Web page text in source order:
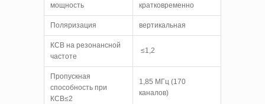
мощность
кратковременно
Поляризация вертикальная
КСВ на резонансной
частоте
≤1,2
Пропускная
способность при
КСВ≤2
1,85 МГц (170
каналов)